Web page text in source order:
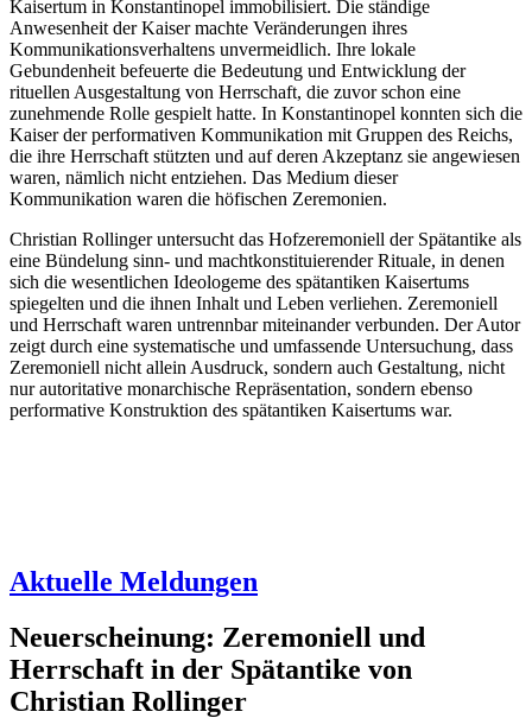
Kaisertum in Konstantinopel immobilisiert. Die ständige
Anwesenheit der Kaiser machte Veränderungen ihres
Kommunikationsverhaltens unvermeidlich. Ihre lokale
Gebundenheit befeuerte die Bedeutung und Entwicklung der
rituellen Ausgestaltung von Herrschaft, die zuvor schon eine
zunehmende Rolle gespielt hatte. In Konstantinopel konnten sich die
Kaiser der performativen Kommunikation mit Gruppen des Reichs,
die ihre Herrschaft stützten und auf deren Akzeptanz sie angewiesen
waren, nämlich nicht entziehen. Das Medium dieser
Kommunikation waren die höfischen Zeremonien.
Christian Rollinger untersucht das Hofzeremoniell der Spätantike als
eine Bündelung sinn- und machtkonstituierender Rituale, in denen
sich die wesentlichen Ideologeme des spätantiken Kaisertums
spiegelten und die ihnen Inhalt und Leben verliehen. Zeremoniell
und Herrschaft waren untrennbar miteinander verbunden. Der Autor
zeigt durch eine systematische und umfassende Untersuchung, dass
Zeremoniell nicht allein Ausdruck, sondern auch Gestaltung, nicht
nur autoritative monarchische Repräsentation, sondern ebenso
performative Konstruktion des spätantiken Kaisertums war.
Aktuelle Meldungen
Neuerscheinung: Zeremoniell und
Herrschaft in der Spätantike von
Christian Rollinger